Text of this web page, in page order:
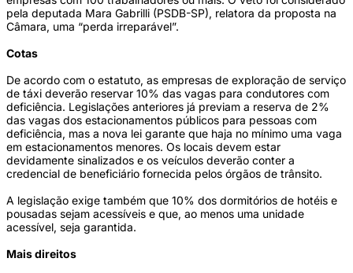
pela deputada Mara Gabrilli (PSDB-SP), relatora da proposta na
Câmara, uma “perda irreparável”.
Cotas
De acordo com o estatuto, as empresas de exploração de serviço
de táxi deverão reservar 10% das vagas para condutores com
deficiência. Legislações anteriores já previam a reserva de 2%
das vagas dos estacionamentos públicos para pessoas com
deficiência, mas a nova lei garante que haja no mínimo uma vaga
em estacionamentos menores. Os locais devem estar
devidamente sinalizados e os veículos deverão conter a
credencial de beneficiário fornecida pelos órgãos de trânsito.
A legislação exige também que 10% dos dormitórios de hotéis e
pousadas sejam acessíveis e que, ao menos uma unidade
acessível, seja garantida.
Mais direitos